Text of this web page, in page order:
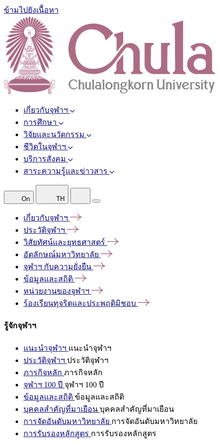
ข้ามไปยังเนื้อหา
เกี่ยวกับจุฬาฯ
การศึกษา
วิจัยและนวัตกรรม
ชีวิตในจุฬาฯ
บริการสังคม
สาระความรู้และข่าวสาร
On TH
เกี่ยวกับจุฬาฯ
ประวัติจุฬาฯ
วิสัยทัศน์และยุทธศาสตร์
อัตลักษณ์มหาวิทยาลัย
จุฬาฯ กับความยั่งยืน
ข้อมูลและสถิติ
หน่วยงานของจุฬาฯ
ร้องเรียนทุจริตและประพฤติมิชอบ
รู้จักจุฬาฯ
แนะนำจุฬาฯ แนะนำจุฬาฯ
ประวัติจุฬาฯ ประวัติจุฬาฯ
ภารกิจหลัก ภารกิจหลัก
จุฬาฯ 100 ปี จุฬาฯ 100 ปี
ข้อมูลและสถิติ ข้อมูลและสถิติ
บุคคลสำคัญที่มาเยือน บุคคลสำคัญที่มาเยือน
การจัดอันดับมหาวิทยาลัย การจัดอันดับมหาวิทยาลัย
การรับรองหลักสูตร การรับรองหลักสูตร